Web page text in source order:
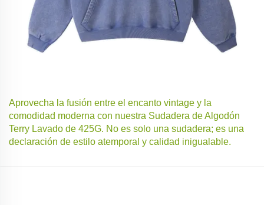
Aprovecha la fusión entre el encanto vintage y la
comodidad moderna con nuestra Sudadera de Algodón
Terry Lavado de 425G. No es solo una sudadera; es una
declaración de estilo atemporal y calidad inigualable.